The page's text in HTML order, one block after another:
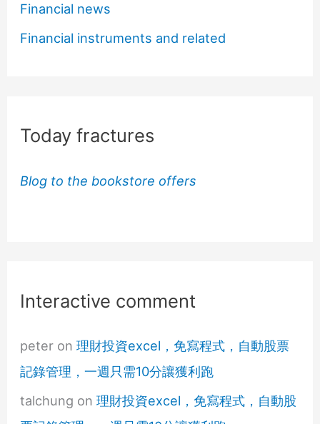
Financial news
Financial instruments and related
Today fractures
Blog to the bookstore offers
Interactive comment
peter on理財投資excel，免寫程式，自動股票
記錄管理，一週只需10分讓獲利跑
talchung on理財投資excel，免寫程式，自動股